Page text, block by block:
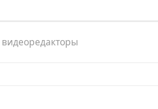
видеоредакторы